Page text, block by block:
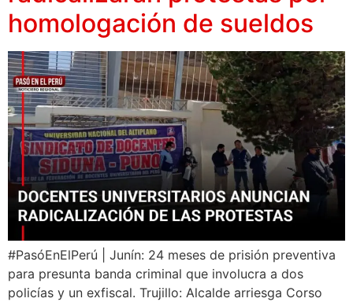
homologación de sueldos
#PasóEnElPerú | Junín: 24 meses de prisión preventiva
para presunta banda criminal que involucra a dos
policías y un exfiscal. Trujillo: Alcalde arriesga Corso